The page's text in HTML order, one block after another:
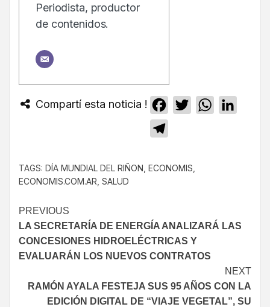
Periodista, productor
de contenidos.
Compartí esta noticia ! Facebook
TwitterWhatsApp
TAGS: DÍA MUNDIAL DEL RIÑON ECONOMIS
ECONOMIS.COM.AR SALUD
PREVIOUS
LA SECRETARÍA DE ENERGÍA ANALIZARÁ LAS
CONCESIONES HIDROELÉCTRICAS Y
EVALUARÁN LOS NUEVOS CONTRATOS
NEXT
RAMÓN AYALA FESTEJA SUS 95 AÑOS CON LA
EDICIÓN DIGITAL DE “VIAJE VEGETAL”, SU